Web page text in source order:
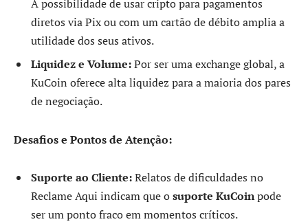
A possibilidade de usar cripto para pagamentos
diretos via Pix ou com um cartão de débito amplia a
utilidade dos seus ativos.
Liquidez e Volume:Por ser uma exchange global, a
KuCoin oferece alta liquidez para a maioria dos pares
de negociação.
Desafios e Pontos de Atenção:
Suporte ao Cliente:Relatos de dificuldades no
Reclame Aqui indicam que osuporte KuCoinpode
ser um ponto fraco em momentos críticos.